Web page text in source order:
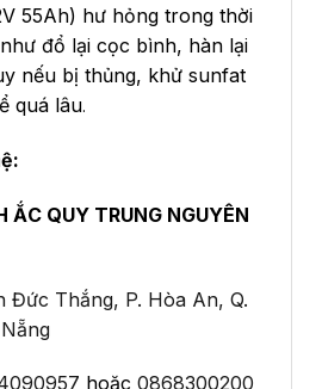
55Ah) hư hỏng trong thời
đổ lại cọc bình, hàn lại
nếu bị thủng, khử sunfat
quá lâu.
ẮC QUY TRUNG NGUYÊN
Đức Thắng, P. Hòa An, Q.
hoặc 0868300200